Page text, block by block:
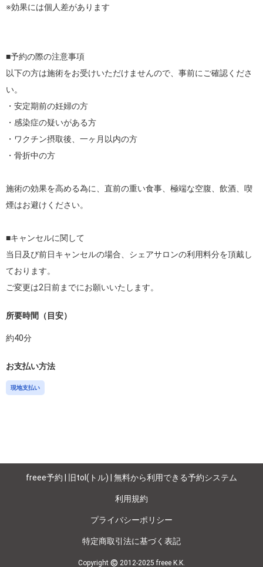
※効果には個人差があります
■予約の際の注意事項
以下の方は施術をお受けいただけませんので、事前にご確認くださ
い。
・安定期前の妊婦の方
・感染症の疑いがある方
・ワクチン摂取後、一ヶ月以内の方
・骨折中の方
施術の効果を高める為に、直前の重い食事、極端な空腹、飲酒、喫
煙はお避けください。
■キャンセルに関して
当日及び前日キャンセルの場合、シェアサロンの利用料分を頂戴し
ております。
所要時間（目安）
約40分
お支払い方法
現地支払い
freee予約 | 旧tol(トル) | 無料から利用できる予約システム
利用規約
プライバシーポリシー
特定商取引法に基づく表記
Copyright © 2012-2025 freee K.K.